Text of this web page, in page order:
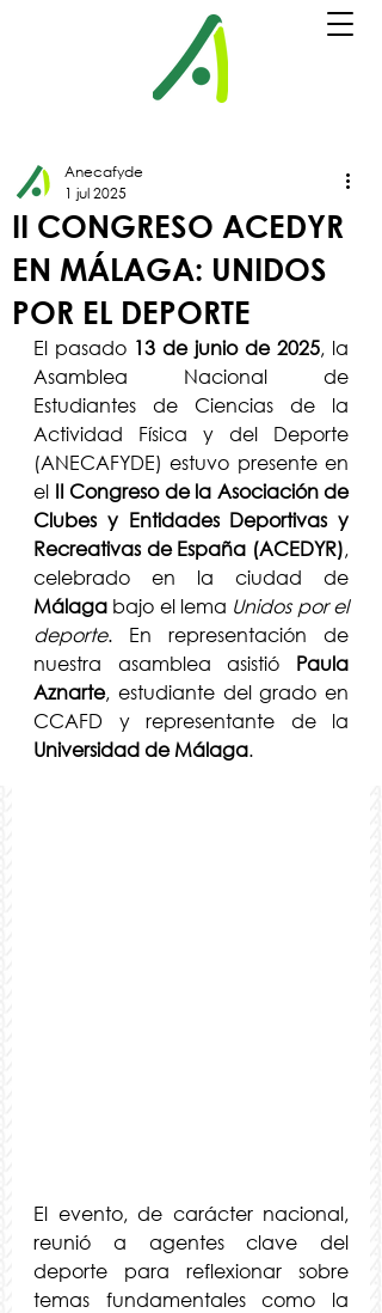
II CONGRESO ACEDYR
EN MÁLAGA: UNIDOS
POR EL DEPORTE
Anecafyde
1 jul 2025
El pasado 13 de junio de 2025, la
Asamblea Nacional de
Estudiantes de Ciencias de la
Actividad Física y del Deporte
(ANECAFYDE) estuvo presente en
el II Congreso de la Asociación de
Clubes y Entidades Deportivas y
Recreativas de España (ACEDYR),
Málaga bajo el lema Unidos por el
deporte. En representación de
nuestra asamblea asistió Paula
Aznarte, estudiante del grado en
Universidad de Málaga.
El evento, de carácter nacional,
reunió a agentes clave del
deporte para reflexionar sobre
temas fundamentales como la